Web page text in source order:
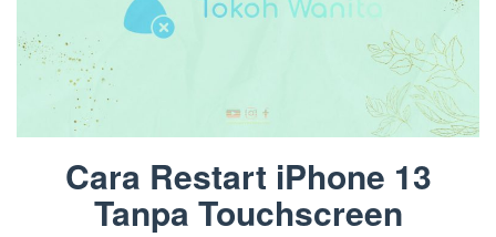
Cara Restart iPhone 13
Tanpa Touchscreen